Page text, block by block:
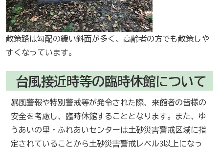
散策路は勾配の緩い斜面が多く、高齢者の方でも散策しや
すくなっています。
台風接近時等の臨時休館について
暴風警報や特別警戒等が発令された際、来館者の皆様の
安全を考慮し、臨時休館することとなります。また、ゆ
うあいの里・ふれあいセンターは土砂災害警戒区域に指
定されていることから土砂災害警戒レベル3以上になっ